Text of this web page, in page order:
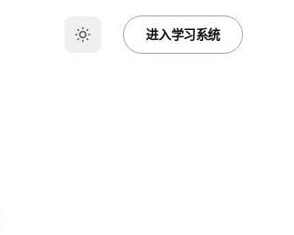
进入学习系统